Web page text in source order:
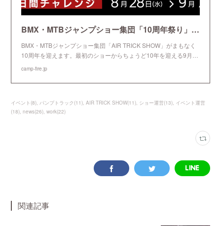
BMX・MTBジャンプショー集団「10周年祭り」を開催したい！
BMX・MTBジャンプショー集団「AIR TRICK SHOW」がまもなく
10周年を迎えます。最初のショーからちょうど10年を迎える9月…
camp-fire.jp
イベント (8) パンプトラック (11) AIR TRICK SHOW(11) ショー運営(13) イベント運営
(18) news(26) work(22)
関連記事